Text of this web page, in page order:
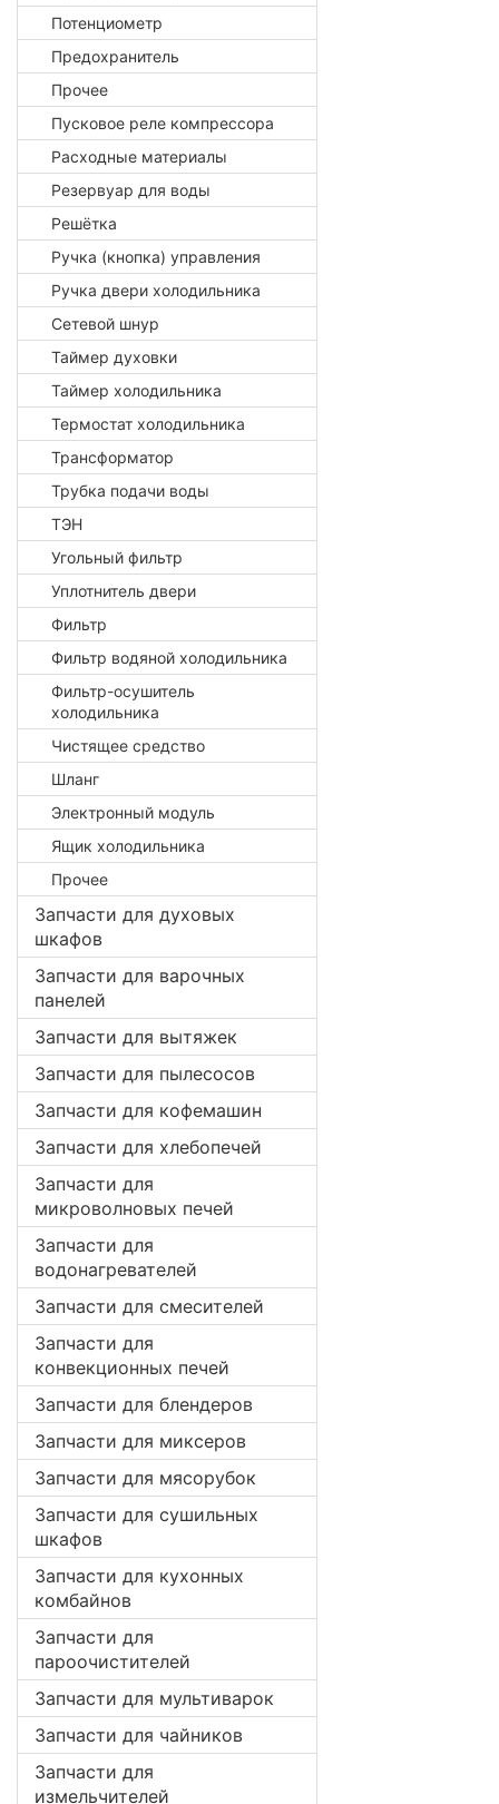
Потенциометр
Предохранитель
Прочее
Пусковое реле компрессора
Расходные материалы
Резервуар для воды
Решётка
Ручка (кнопка) управления
Ручка двери холодильника
Сетевой шнур
Таймер духовки
Таймер холодильника
Термостат холодильника
Трансформатор
Трубка подачи воды
ТЭН
Угольный фильтр
Уплотнитель двери
Фильтр
Фильтр водяной холодильника
Фильтр-осушитель
холодильника
Чистящее средство
Шланг
Электронный модуль
Ящик холодильника
Прочее
Запчасти для духовых
шкафов
Запчасти для варочных
панелей
Запчасти для вытяжек
Запчасти для пылесосов
Запчасти для кофемашин
Запчасти для хлебопечей
Запчасти для
микроволновых печей
Запчасти для
водонагревателей
Запчасти для смесителей
Запчасти для
конвекционных печей
Запчасти для блендеров
Запчасти для миксеров
Запчасти для мясорубок
Запчасти для сушильных
шкафов
Запчасти для кухонных
комбайнов
Запчасти для
пароочистителей
Запчасти для мультиварок
Запчасти для чайников
Запчасти для
измельчителей